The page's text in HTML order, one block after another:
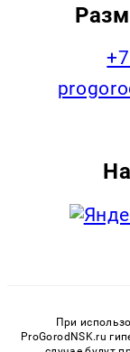
При
ProGorodNSK.ru